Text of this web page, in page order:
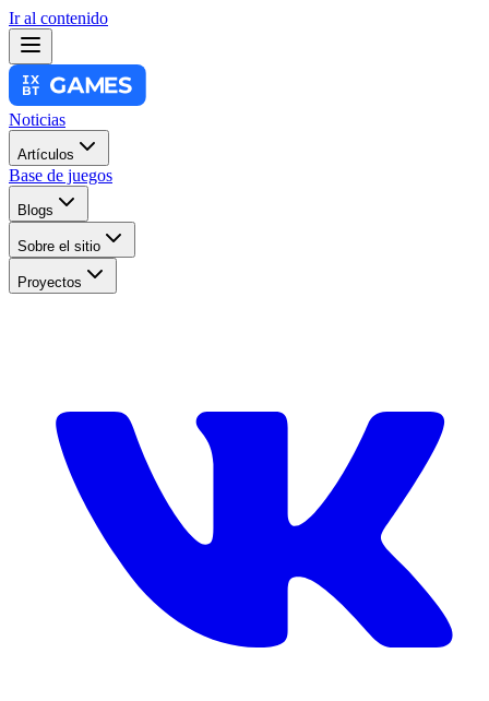
Ir al contenido
Noticias
Artículos
Base de juegos
Blogs
Sobre el sitio
Proyectos